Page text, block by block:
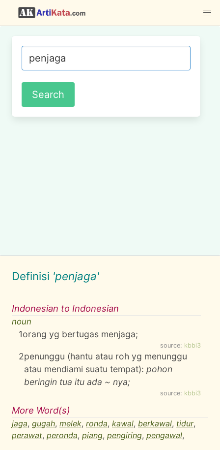
Definisi 'penjaga'
Indonesian to Indonesian
noun
1orang yg bertugas menjaga;
source: kbbi3
2penunggu (hantu atau roh yg menunggu
atau mendiami suatu tempat):pohon
beringin tua itu ada ~ nya;
source: kbbi3
More Word(s)
jaga, gugah, melek, ronda, kawal, berkawal, tidur,
perawat, peronda, piang, pengiring, pengawal,